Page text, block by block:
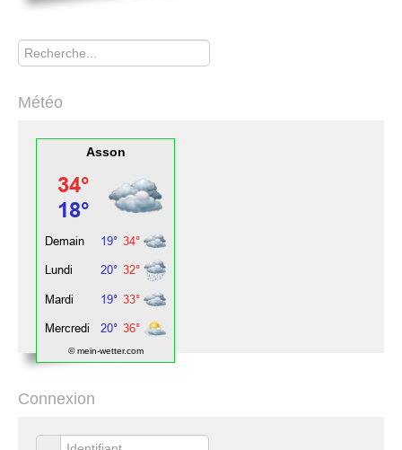
Rechercher
Météo
Asson
© mein-wetter.com
Connexion